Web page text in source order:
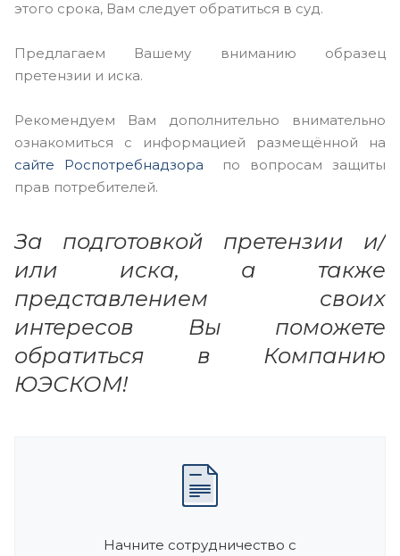
этого срока, Вам следует обратиться в суд.
Предлагаем Вашему вниманию образец
претензии и иска.
Рекомендуем Вам дополнительно внимательно
ознакомиться с информацией размещённой на
сайте Роспотребнадзора по вопросам защиты
прав потребителей.
За подготовкой претензии и/
или иска, а также
представлением своих
интересов Вы поможете
обратиться в Компанию
ЮЭСКОМ!
Начните сотрудничество с